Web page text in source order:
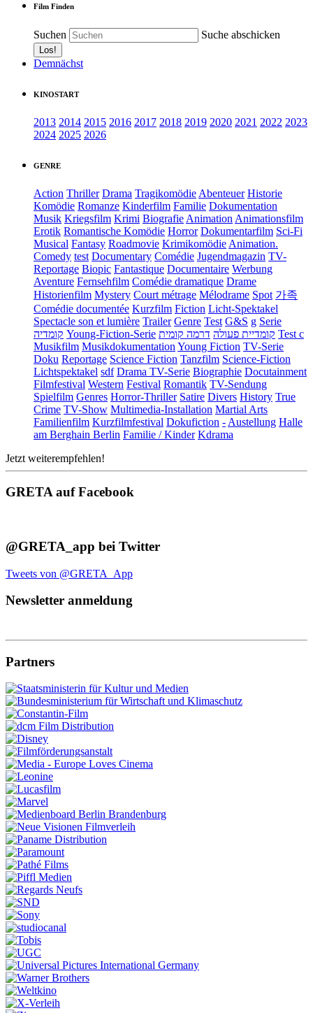
Film Finden
Suchen Suche abschicken
Demnächst
KINOSTART
2013 2014 2015 2016 2017 2018 2019 2020 2021 2022 2023
2024 2025 2026
GENRE
Action Thriller Drama Tragikomödie Abenteuer Historie
Komödie Romanze Kinderfilm Familie Dokumentation
Musik Kriegsfilm Krimi Biografie Animation Animationsfilm
Erotik Romantische Komödie Horror Dokumentarfilm Sci-Fi
Musical Fantasy Roadmovie Krimikomödie Animation.
Comedy test Documentary Comédie Jugendmagazin TV-
Reportage Biopic Fantastique Documentaire Werbung
Aventure Fernsehfilm Comédie dramatique Drame
Historienfilm Mystery Court métrage Mélodrame Spot 가족
Comédie documentée Kurzfilm Fiction Licht-Spektakel
Spectacle son et lumière Trailer Genre Test G&S g Serie
קומדיה Young-Fiction-Serie קומדיית פעולה דרמה קומית
Test c
Musikfilm Musikdokumentation Young Fiction TV-Serie
Doku Reportage Science Fiction Tanzfilm Science-Fiction
Lichtspektakel sdf Drama TV-Serie Biographie Docutainment
Filmfestival Western Festival Romantik TV-Sendung
Spielfilm Genres Horror-Thriller Satire Divers History True
Crime TV-Show Multimedia-Installation Martial Arts
Familienfilm Kurzfilmfestival Dokufiction - Austellung Halle
am Berghain Berlin Familie / Kinder Kdrama
Jetzt weiterempfehlen!
GRETA auf Facebook
@GRETA_app bei Twitter
Tweets von @GRETA_App
Newsletter anmeldung
Partners